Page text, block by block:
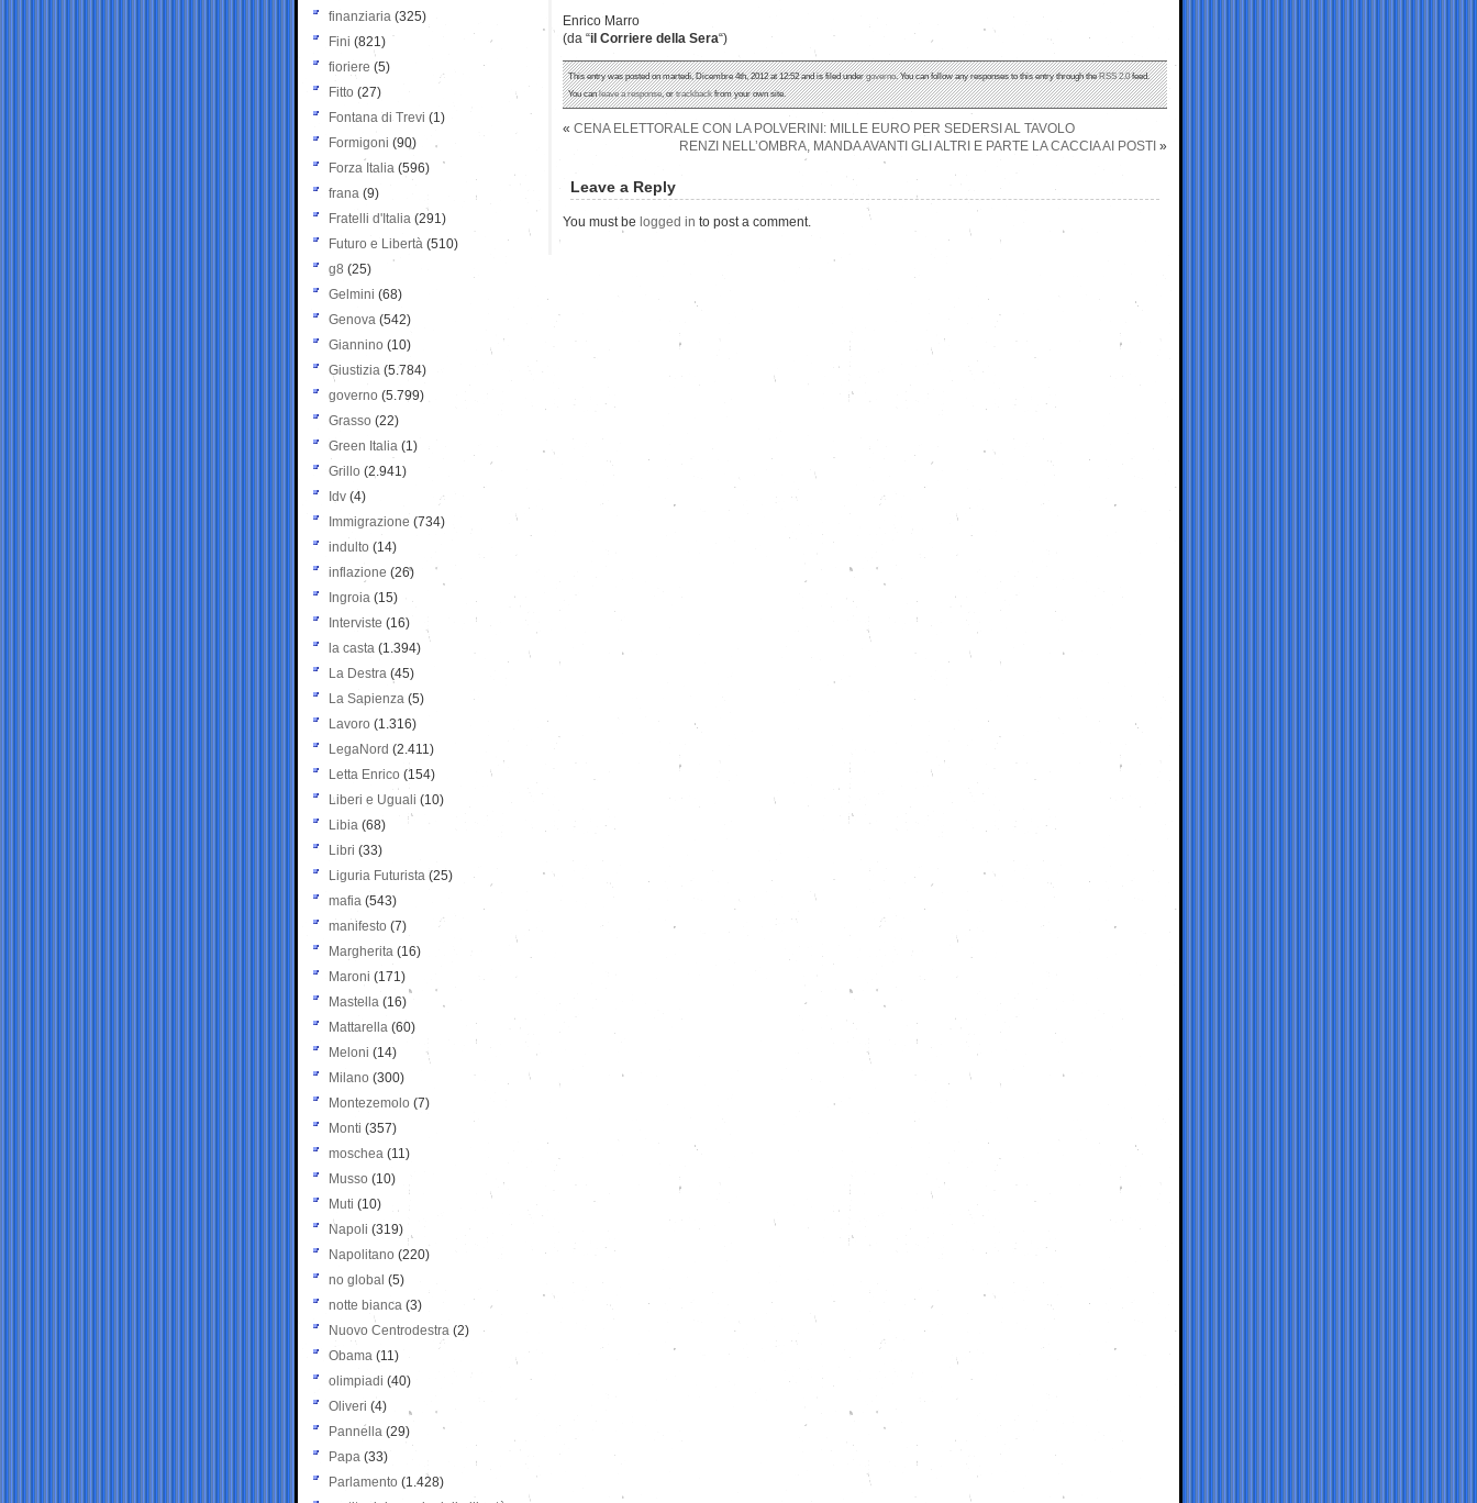
Enrico Marro
(da “il Corriere della Sera“)
This entry was posted on martedì, Dicembre 4th, 2012 at 12:52 and is filed undergoverno. You can follow any responses to this entry through theRSS 2.0feed.
You canleave a response, ortrackbackfrom your own site.
« CENA ELETTORALE CON LA POLVERINI: MILLE EURO PER SEDERSI AL TAVOLO
RENZI NELL’OMBRA, MANDA AVANTI GLI ALTRI E PARTE LA CACCIA AI POSTI »
Leave a Reply
You must be logged in to post a comment.
finanziaria (325)
Fini (821)
fioriere (5)
Fitto (27)
Fontana di Trevi (1)
Formigoni (90)
Forza Italia (596)
frana (9)
Fratelli d'Italia (291)
Futuro e Libertà (510)
g8 (25)
Gelmini (68)
Genova (542)
Giannino (10)
Giustizia (5.784)
governo (5.799)
Grasso (22)
Green Italia (1)
Grillo (2.941)
Idv (4)
Immigrazione (734)
indulto (14)
inflazione (26)
Ingroia (15)
Interviste (16)
la casta (1.394)
La Destra (45)
La Sapienza (5)
Lavoro (1.316)
LegaNord (2.411)
Letta Enrico (154)
Liberi e Uguali (10)
Libia (68)
Libri (33)
Liguria Futurista (25)
mafia (543)
manifesto (7)
Margherita (16)
Maroni (171)
Mastella (16)
Mattarella (60)
Meloni (14)
Milano (300)
Montezemolo (7)
Monti (357)
moschea (11)
Musso (10)
Muti (10)
Napoli (319)
Napolitano (220)
no global (5)
notte bianca (3)
Nuovo Centrodestra (2)
Obama (11)
olimpiadi (40)
Oliveri (4)
Pannella (29)
Papa (33)
Parlamento (1.428)